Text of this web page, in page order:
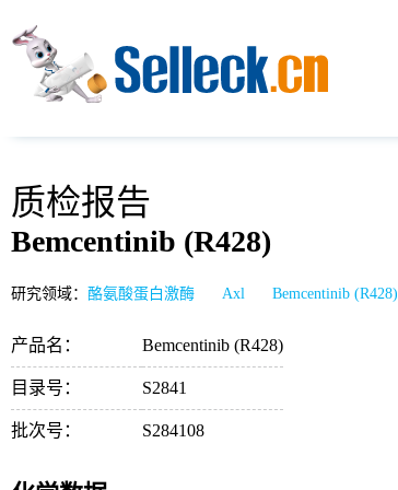
质检报告
Bemcentinib (R428)
研究领域： 酪氨酸蛋白激酶 Axl Bemcentinib (R428)
产品名： Bemcentinib (R428)
目录号： S2841
批次号： S284108